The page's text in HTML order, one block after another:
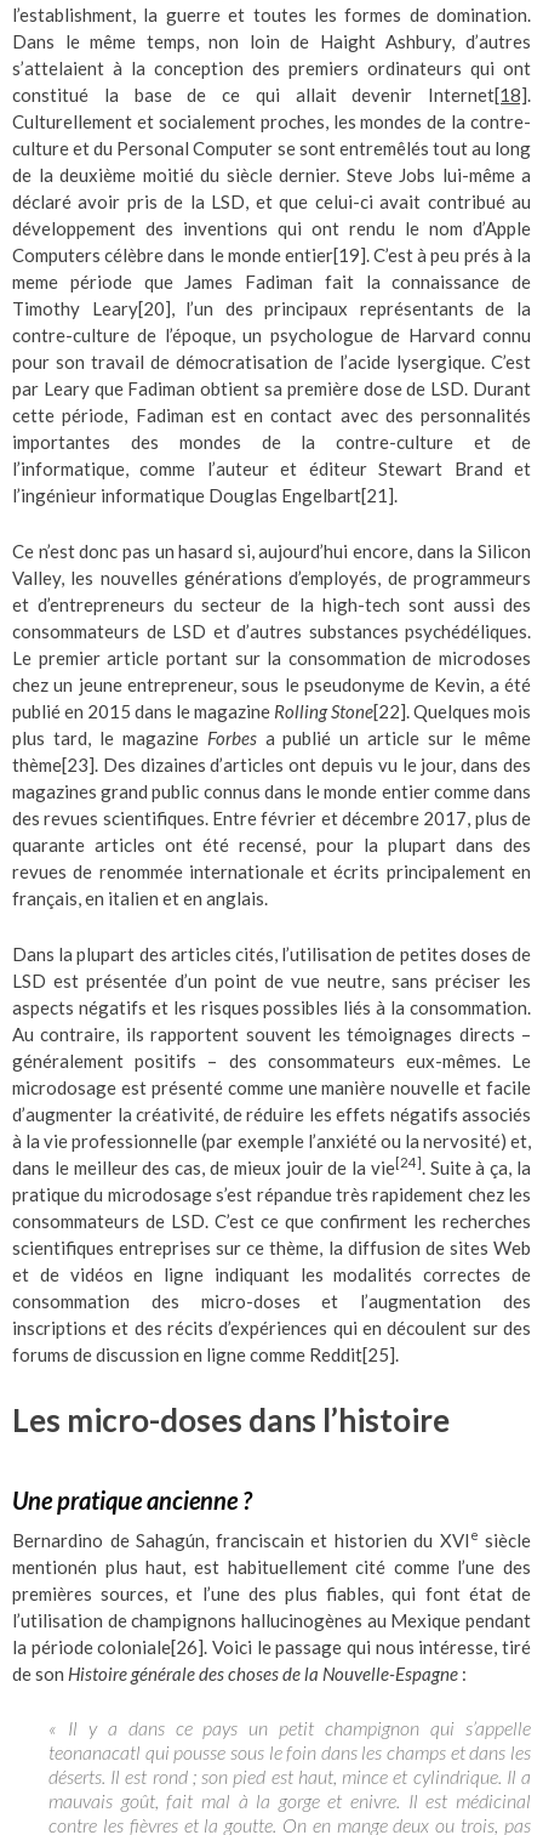
l’establishment, la guerre et toutes les formes de domination.
Dans le même temps, non loin de Haight Ashbury, d’autres
s’attelaient à la conception des premiers ordinateurs qui ont
constitué la base de ce qui allait devenir Internet[18].
Culturellement et socialement proches, les mondes de la contre-
culture et du Personal Computer se sont entremêlés tout au long
de la deuxième moitié du siècle dernier. Steve Jobs lui-même a
déclaré avoir pris de la LSD, et que celui-ci avait contribué au
développement des inventions qui ont rendu le nom d’Apple
Computers célèbre dans le monde entier[19]. C’est à peu prés à la
meme période que James Fadiman fait la connaissance de
Timothy Leary[20], l’un des principaux représentants de la
contre-culture de l’époque, un psychologue de Harvard connu
pour son travail de démocratisation de l’acide lysergique. C’est
par Leary que Fadiman obtient sa première dose de LSD. Durant
cette période, Fadiman est en contact avec des personnalités
importantes des mondes de la contre-culture et de
l’informatique, comme l’auteur et éditeur Stewart Brand et
l’ingénieur informatique Douglas Engelbart[21].
Ce n’est donc pas un hasard si, aujourd’hui encore, dans la Silicon
Valley, les nouvelles générations d’employés, de programmeurs
et d’entrepreneurs du secteur de la high-tech sont aussi des
consommateurs de LSD et d’autres substances psychédéliques.
Le premier article portant sur la consommation de microdoses
chez un jeune entrepreneur, sous le pseudonyme de Kevin, a été
publié en 2015 dans le magazine Rolling Stone[22]. Quelques mois
plus tard, le magazine Forbesa publié un article sur le même
thème[23]. Des dizaines d’articles ont depuis vu le jour, dans des
magazines grand public connus dans le monde entier comme dans
des revues scientifiques. Entre février et décembre 2017, plus de
quarante articles ont été recensé, pour la plupart dans des
revues de renommée internationale et écrits principalement en
français, en italien et en anglais.
Dans la plupart des articles cités, l’utilisation de petites doses de
LSD est présentée d’un point de vue neutre, sans préciser les
aspects négatifs et les risques possibles liés à la consommation.
Au contraire, ils rapportent souvent les témoignages directs –
généralement positifs – des consommateurs eux-mêmes. Le
microdosage est présenté comme une manière nouvelle et facile
d’augmenter la créativité, de réduire les effets négatifs associés
à la vie professionnelle (par exemple l’anxiété ou la nervosité) et,
dans le meilleur des cas, de mieux jouir de la vie[24]. Suite à ça, la
pratique du microdosage s’est répandue très rapidement chez les
consommateurs de LSD. C’est ce que confirment les recherches
scientifiques entreprises sur ce thème, la diffusion de sites Web
et de vidéos en ligne indiquant les modalités correctes de
consommation des micro-doses et l’augmentation des
inscriptions et des récits d’expériences qui en découlent sur des
forums de discussion en ligne comme Reddit[25].
Les micro-doses dans l’histoire
Une pratique ancienne ?
Bernardino de Sahagún, franciscain et historien du XVI e siècle
mentionén plus haut, est habituellement cité comme l’une des
premières sources, et l’une des plus fiables, qui font état de
l’utilisation de champignons hallucinogènes au Mexique pendant
la période coloniale[26]. Voici le passage qui nous intéresse, tiré
de son Histoire générale des choses de la Nouvelle-Espagne :
« Il y a dans ce pays un petit champignon qui s’appelle
teonanacatl qui pousse sous le foin dans les champs et dans les
déserts. Il est rond ; son pied est haut, mince et cylindrique. Il a
mauvais goût, fait mal à la gorge et enivre. Il est médicinal
contre les fièvres et la goutte. On en mange deux ou trois, pas